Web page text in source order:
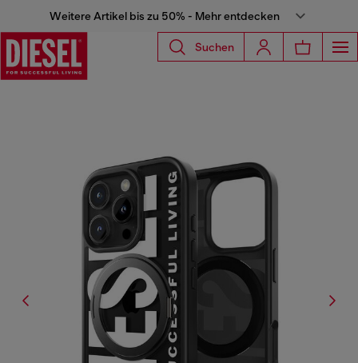
Weitere Artikel bis zu 50% - Mehr entdecken
Suchen